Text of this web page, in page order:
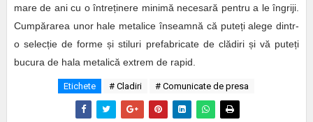
mare de ani cu o întreținere minimă necesară pentru a le îngriji.
Cumpărarea unor hale metalice înseamnă că puteți alege dintr-
o selecție de forme și stiluri prefabricate de clădiri și vă puteți
bucura de hala metalică extrem de rapid.
Etichete # Cladiri # Comunicate de presa